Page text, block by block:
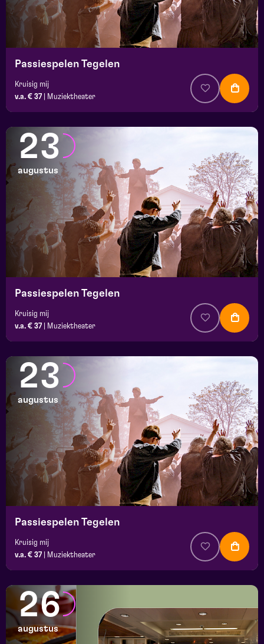
Passiespelen Tegelen
Kruisig mij
v.a. € 37
Muziektheater
23
augustus
Passiespelen Tegelen
Kruisig mij
v.a. € 37
Muziektheater
23
augustus
Passiespelen Tegelen
Kruisig mij
v.a. € 37
Muziektheater
26
augustus